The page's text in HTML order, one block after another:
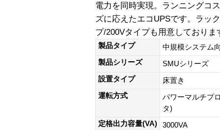
電力を同時実現。ランニングコ
ズに応えたエコUPSです。ラッ
プ/200Vタイプも用意しておりま
製品タイプ
中規模システム
製品シリーズ
SMUシリーズ
設置タイプ
床置き
運転方式
パワーマルチプ
タ)
定格出力容量(VA)
3000VA